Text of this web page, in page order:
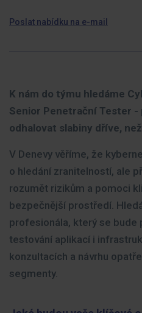
Poslat nabídku na e-mail
K nám do týmu hledáme
Senior Penetrační Tester
odhalovat slabiny dříve,
V Denevy věříme, že
o hledání zranitelností, ale
rozumět rizikům a pomoci
bezpečnější prostředí.
profesionála, který se bude
testování aplikací i
konzultacích a návrhu
segmenty.